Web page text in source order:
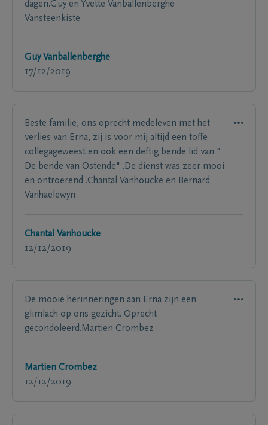
dagen.Guy en Yvette Vanballenberghe -
Vansteenkiste
Guy Vanballenberghe
17/12/2019
Beste familie, ons oprecht medeleven met het
verlies van Erna, zij is voor mij altijd een toffe
collegageweest en ook een deftig bende lid van "
De bende van Ostende" .De dienst was zeer mooi
en ontroerend .Chantal Vanhoucke en Bernard
Vanhaelewyn
Chantal Vanhoucke
12/12/2019
De mooie herinneringen aan Erna zijn een
glimlach op ons gezicht. Oprecht
gecondoleerd.Martien Crombez
Martien Crombez
12/12/2019